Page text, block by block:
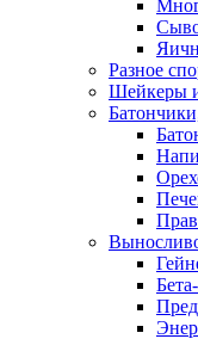
Разное
Шейкеры